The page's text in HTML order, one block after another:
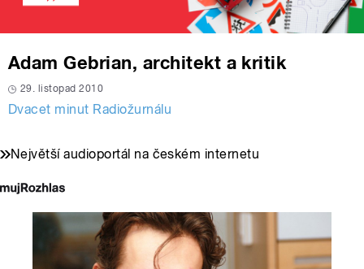
Adam Gebrian, architekt a kritik
29. listopad 2010
Dvacet minut Radiožurnálu
Největší audioportál na českém internetu